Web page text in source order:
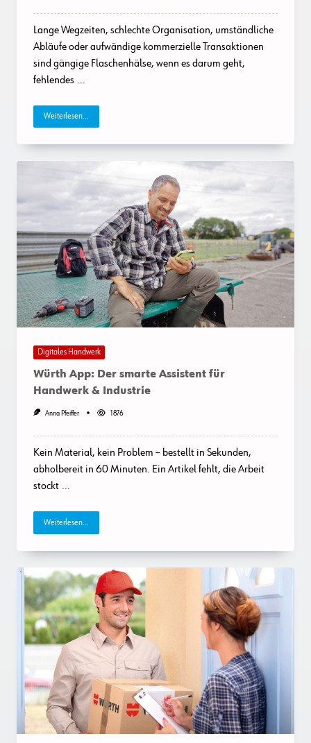
Lange Wegzeiten, schlechte Organisation, umständliche
Abläufe oder aufwändige kommerzielle Transaktionen
sind gängige Flaschenhälse, wenn es darum geht,
fehlendes ...
Weiterlesen...
Digitales Handwerk
Würth App: Der smarte Assistent für
Handwerk & Industrie
Anna Pfeiffer 1876
Kein Material, kein Problem – bestellt in Sekunden,
abholbereit in 60 Minuten. Ein Artikel fehlt, die Arbeit
stockt ...
Weiterlesen...